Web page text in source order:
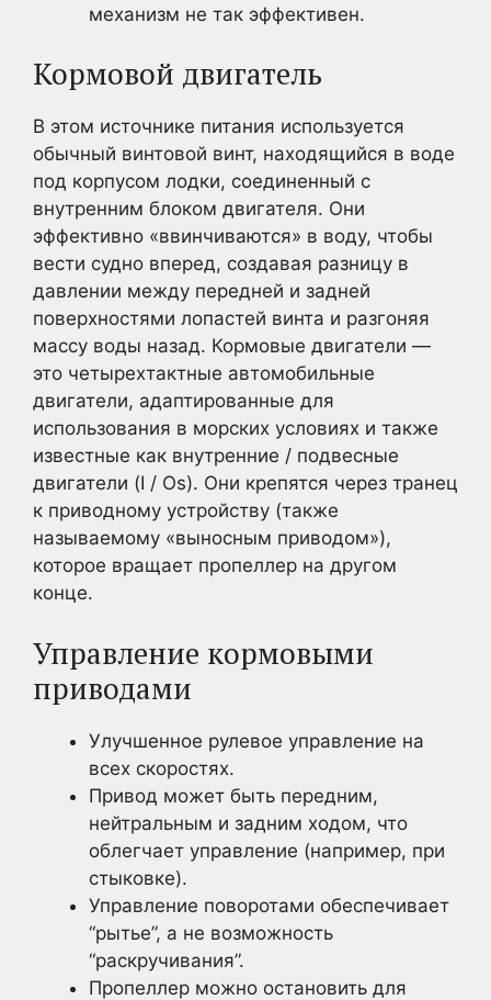
механизм не так эффективен.
Кормовой двигатель
В этом источнике питания используется
обычный винтовой винт, находящийся в воде
под корпусом лодки, соединенный с
внутренним блоком двигателя. Они
эффективно «ввинчиваются» в воду, чтобы
вести судно вперед, создавая разницу в
давлении между передней и задней
поверхностями лопастей винта и разгоняя
массу воды назад. Кормовые двигатели —
это четырехтактные автомобильные
двигатели, адаптированные для
использования в морских условиях и также
известные как внутренние / подвесные
двигатели (I / Os). Они крепятся через транец
к приводному устройству (также
называемому «выносным приводом»),
которое вращает пропеллер на другом
конце.
Управление кормовыми
приводами
Улучшенное рулевое управление на
всех скоростях.
Привод может быть передним,
нейтральным и задним ходом, что
облегчает управление (например, при
стыковке).
Управление поворотами обеспечивает
“рытье”, а не возможность
“раскручивания”.
Пропеллер можно остановить для